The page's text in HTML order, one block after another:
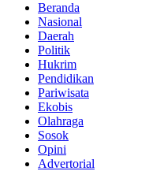
Beranda
Nasional
Daerah
Politik
Hukrim
Pendidikan
Pariwisata
Ekobis
Olahraga
Sosok
Opini
Advertorial